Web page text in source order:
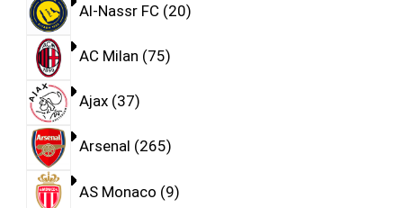
Al-Nassr FC 20
AC Milan 75
Ajax 37
Arsenal 265
AS Monaco 9